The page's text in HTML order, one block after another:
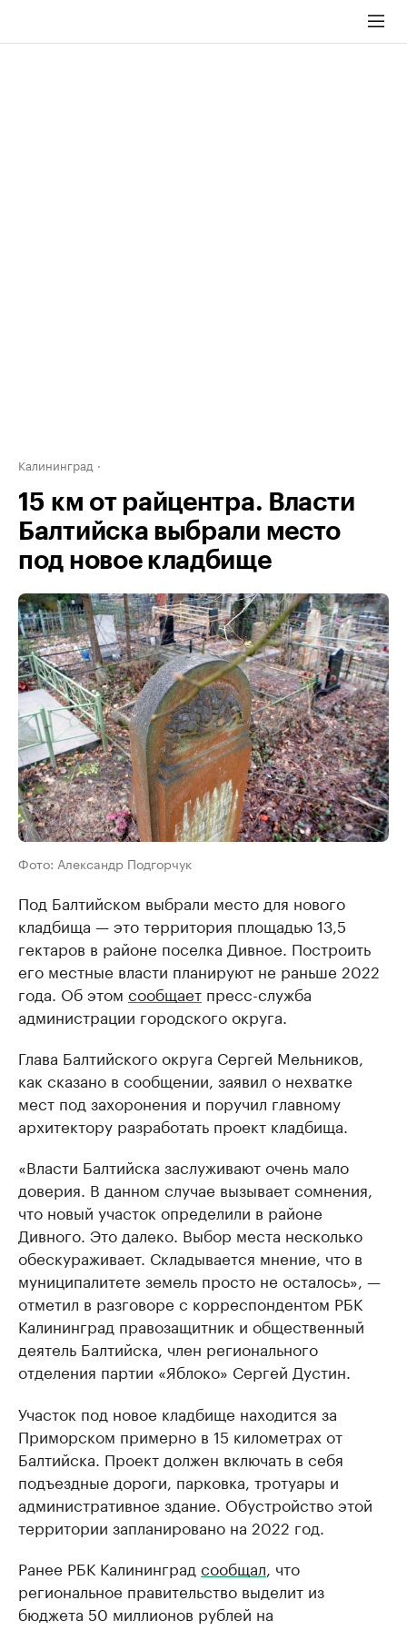
Калининград
15 км от райцентра. Власти
Балтийска выбрали место
под новое кладбище
Фото: Александр Подгорчук
Под Балтийском выбрали место для нового
кладбища — это территория площадью 13,5
гектаров в районе поселка Дивное. Построить
его местные власти планируют не раньше 2022
года. Об этом сообщает пресс-служба
администрации городского округа.
Глава Балтийского округа Сергей Мельников,
как сказано в сообщении, заявил о нехватке
мест под захоронения и поручил главному
архитектору разработать проект кладбища.
«Власти Балтийска заслуживают очень мало
доверия. В данном случае вызывает сомнения,
что новый участок определили в районе
Дивного. Это далеко. Выбор места несколько
обескураживает. Складывается мнение, что в
муниципалитете земель просто не осталось», —
отметил в разговоре с корреспондентом РБК
Калининград правозащитник и общественный
деятель Балтийска, член регионального
отделения партии «Яблоко» Сергей Дустин.
Участок под новое кладбище находится за
Приморском примерно в 15 километрах от
Балтийска. Проект должен включать в себя
подъездные дороги, парковка, тротуары и
административное здание. Обустройство этой
территории запланировано на 2022 год.
Ранее РБК Калининград сообщал , что
региональное правительство выделит из
бюджета 50 миллионов рублей на